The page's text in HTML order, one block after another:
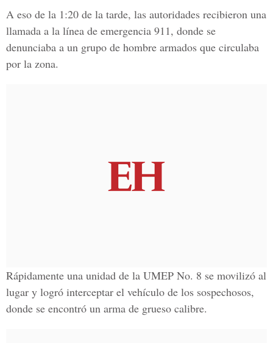
A eso de la 1:20 de la tarde, las autoridades recibieron una
llamada a la línea de emergencia 911, donde se
denunciaba a un grupo de hombre armados que circulaba
por la zona.
Rápidamente una unidad de la UMEP No. 8 se movilizó al
lugar y logró interceptar el vehículo de los sospechosos,
donde se encontró un arma de grueso calibre.